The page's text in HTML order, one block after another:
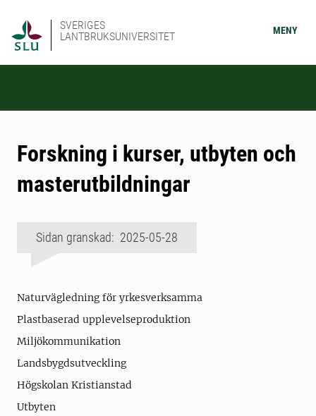
SVERIGES
LANTBRUKSUNIVERSITET
MENY
Forskning i kurser, utbyten och
masterutbildningar
Sidan granskad: 2025-05-28
Naturvägledning för yrkesverksamma
Plastbaserad upplevelseproduktion
Miljökommunikation
Landsbygdsutveckling
Högskolan Kristianstad
Utbyten